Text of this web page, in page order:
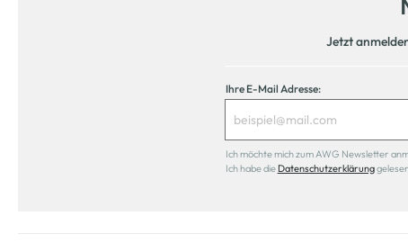
Jetzt
Ihre E-Mail Adresse:
Ich möchte mich zum AWG Newsletter
Ich habe die Datenschutzerklärung